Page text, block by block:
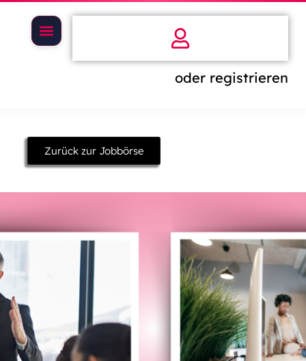
oder registrieren
Zurück zur Jobbörse